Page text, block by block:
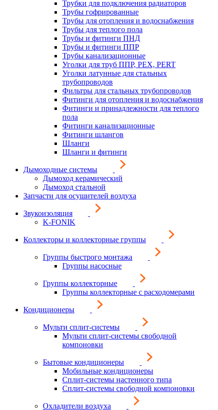
Трубки для подключения радиаторов
Трубы гофрированные
Трубы для отопления и водоснабжения
Трубы для теплого пола
Трубы и фитинги ПНД
Трубы и фитинги ППР
Трубы канализационные
Уголки для труб ППР, PEX, PERT
Уголки латунные для стальных
трубопроводов
Фильтры для стальных трубопроводов
Фитинги для отопления и водоснабжения
Фитинги и принадлежности для теплого
пола
Фитинги канализационные
Фитинги шлангов
Шланги
Шланги и фитинги
Дымоходные системы
Дымоход керамический
Дымоход стальной
Запчасти для осушителей воздуха
Звукоизоляция
K-FONIK
Коллекторы и коллекторные группы
Группы быстрого монтажа
Группы насосные
Группы коллекторные
Группы коллекторные с расходомерами
Кондиционеры
Мульти сплит-системы
Мульти сплит-системы свободной
компоновки
Бытовые кондиционеры
Мобильные кондиционеры
Сплит-системы настенного типа
Сплит-системы свободной компоновки
Охладители воздуха